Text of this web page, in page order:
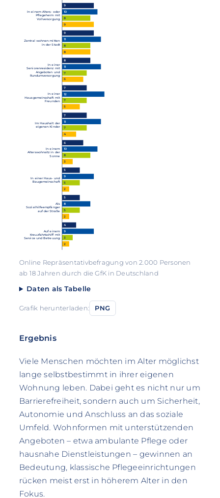
In einem Alters- oder
Pflegeheim mit
Vollversorgung
9
10
8
9
Zentral wohnen mitten
in der Stadt
9
11
8
8
In einer
Seniorenresidenz mit
Angeboten und
Rundumversorgung
8
11
7
6
In einer
Hausgemeinschaft mit
Freunden
7
12
7
5
Im Haushalt der
eigenen Kinder
7
11
7
4
In einem
Alterswohnsitz in der
Sonne
6
10
8
3
In einer Haus- und
Baugemeinschaft
5
9
5
2
Als
Sozialhilfeempfänger
auf der Straße
5
8
5
2
Auf einem
Kreuzfahrtschiff mit
Service und Betreuung
4
9
3
2
Online Repräsentativbefragung von 2.000 Personen
ab 18 Jahren durch die GfK in Deutschland
Daten als Tabelle
Grafik herunterladen: PNG
Ergebnis
Viele Menschen möchten im Alter möglichst
lange selbstbestimmt in ihrer eigenen
Wohnung leben. Dabei geht es nicht nur um
Barrierefreiheit, sondern auch um Sicherheit,
Autonomie und Anschluss an das soziale
Umfeld. Wohnformen mit unterstützenden
Angeboten – etwa ambulante Pflege oder
hausnahe Dienstleistungen – gewinnen an
Bedeutung, klassische Pflegeeinrichtungen
rücken meist erst in höherem Alter in den
Fokus.